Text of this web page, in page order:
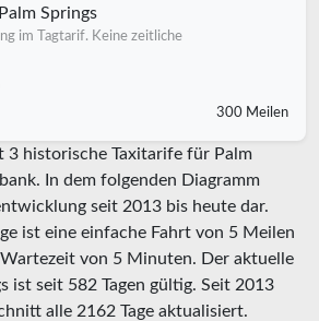
Springs
im Tagtarif. Keine zeitliche
300 Meilen
3 historische Taxitarife für Palm
In dem folgenden Diagramm
seit 2013 bis heute dar.
ist eine einfache Fahrt von 5 Meilen
von 5 Minuten. Der aktuelle
ist seit 582 Tagen gültig. Seit 2013
alle 2162 Tage aktualisiert.